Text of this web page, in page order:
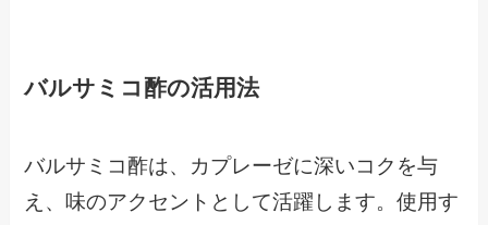
バルサミコ酢の活用法
バルサミコ酢は、カプレーゼに深いコクを与
え、味のアクセントとして活躍します。使用す